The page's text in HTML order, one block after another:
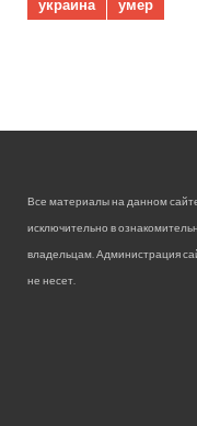
украина
умер
Все материалы на данном
исключительно в
владельцам. Администрация
не несет.